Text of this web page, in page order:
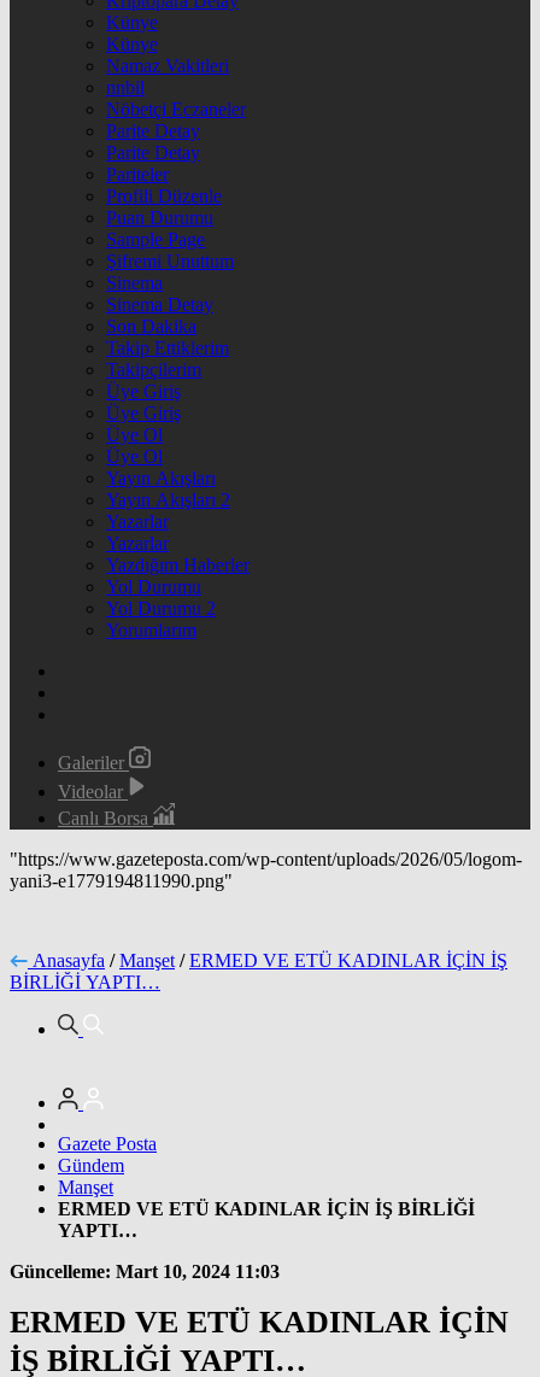
Künye
Künye
Namaz Vakitleri
nnbil
Nöbetçi Eczaneler
Parite Detay
Parite Detay
Pariteler
Profili Düzenle
Puan Durumu
Sample Page
Şifremi Unuttum
Sinema
Sinema Detay
Son Dakika
Takip Ettiklerim
Takipçilerim
Üye Giriş
Üye Giriş
Üye Ol
Üye Ol
Yayın Akışları
Yayın Akışları 2
Yazarlar
Yazarlar
Yazdığım Haberler
Yol Durumu
Yol Durumu 2
Yorumlarım
Galeriler
Videolar
Canlı Borsa
"https://www.gazeteposta.com/wp-content/uploads/2026/05/logom-
yani3-e1779194811990.png"
Anasayfa / Manşet / ERMED VE ETÜ KADINLAR İÇİN İŞ
BİRLİĞİ YAPTI…
Gazete Posta
Gündem
Manşet
ERMED VE ETÜ KADINLAR İÇİN İŞ BİRLİĞİ
YAPTI…
Güncelleme: Mart 10, 2024 11:03
ERMED VE ETÜ KADINLAR İÇİN
İŞ BİRLİĞİ YAPTI…